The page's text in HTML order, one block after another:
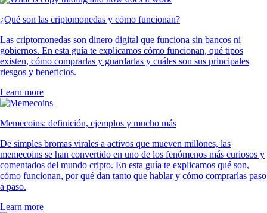
¿Qué son las criptomonedas y cómo funcionan?
Las criptomonedas son dinero digital que funciona sin bancos ni
gobiernos. En esta guía te explicamos cómo funcionan, qué tipos
existen, cómo comprarlas y guardarlas y cuáles son sus principales
riesgos y beneficios.
Learn more
Memecoins: definición, ejemplos y mucho más
De simples bromas virales a activos que mueven millones, las
memecoins se han convertido en uno de los fenómenos más curiosos y
comentados del mundo cripto. En esta guía te explicamos qué son,
cómo funcionan, por qué dan tanto que hablar y cómo comprarlas paso
a paso.
Learn more